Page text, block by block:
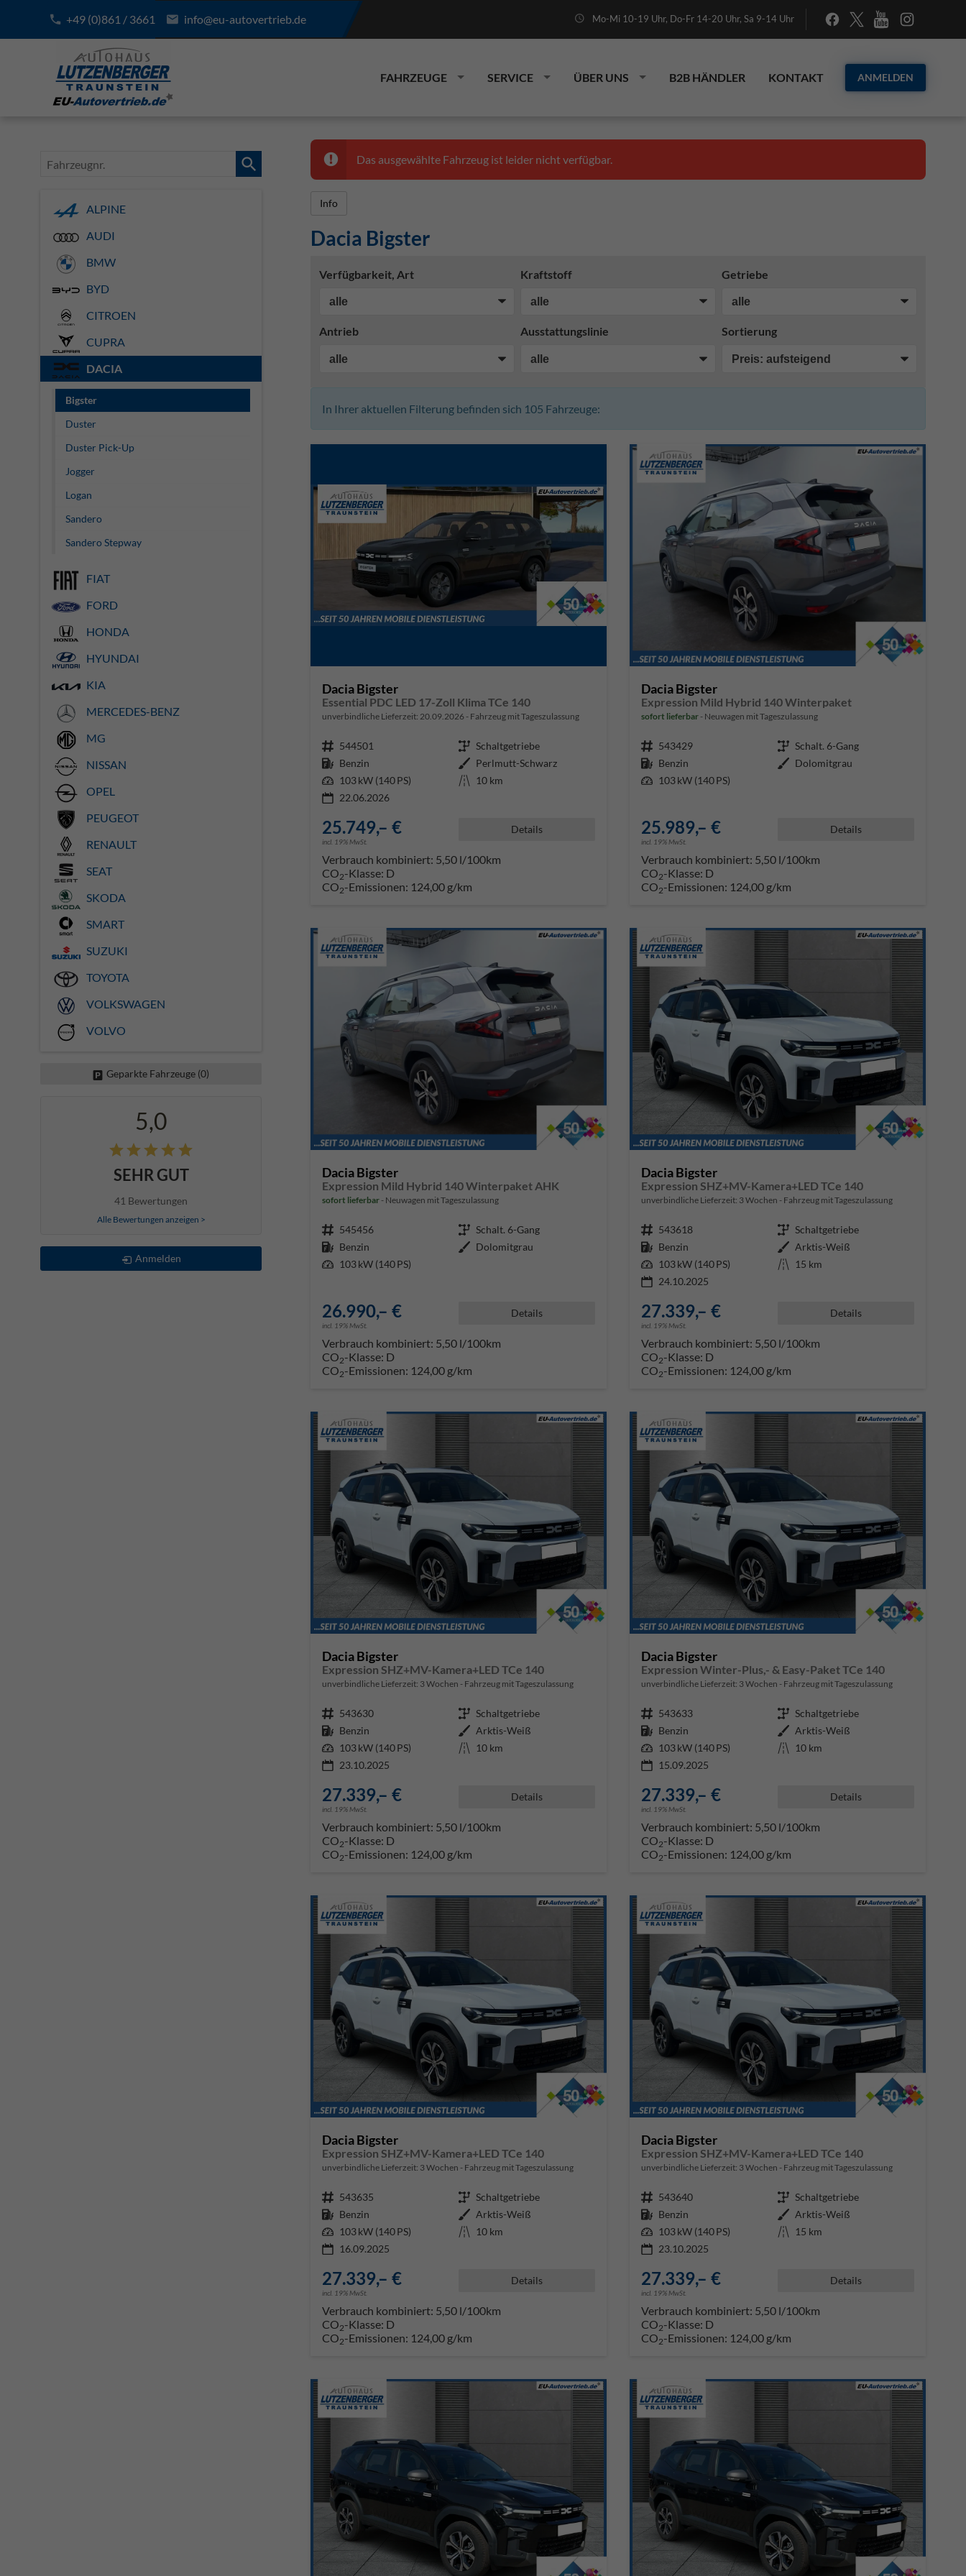
+49 (0)861 / 3661 info@eu-autovertrieb.de Mo-Mi 10-19 Uhr, Do-Fr 14-20 Uhr, Sa 9-14 Uhr
FAHRZEUGE SERVICE ÜBER UNS B2B HÄNDLER KONTAKT ANMELDEN
Das ausgewählte Fahrzeug ist leider nicht verfügbar.
Info
Dacia Bigster
Verfügbarkeit, Art Kraftstoff Getriebe
Antrieb Ausstattungslinie Sortierung
In Ihrer aktuellen Filterung befinden sich 105 Fahrzeuge:
Dacia Bigster
Essential PDC LED 17-Zoll Klima TCe 140
unverbindliche Lieferzeit: 20.09.2026 Fahrzeug mit Tageszulassung
Fahrzeugnr. 544501 Getriebe Schaltgetriebe
Kraftstoff Benzin Außenfarbe Perlmutt-Schwarz
Leistung 103 kW (140 PS) Kilometerstand 10 km
22.06.2026
25.749,– €
incl. 19% MwSt.
Details
Verbrauch kombiniert: 5,50 l/100km
CO2-Klasse: D
CO2-Emissionen: 124,00 g/km
Dacia Bigster
Expression Mild Hybrid 140 Winterpaket
sofort lieferbar Neuwagen mit Tageszulassung
Fahrzeugnr. 543429 Getriebe Schalt. 6-Gang
Kraftstoff Benzin Außenfarbe Dolomitgrau
Leistung 103 kW (140 PS)
25.989,– €
incl. 19% MwSt.
Details
Verbrauch kombiniert: 5,50 l/100km
CO2-Klasse: D
CO2-Emissionen: 124,00 g/km
Dacia Bigster
Expression Mild Hybrid 140 Winterpaket AHK
sofort lieferbar Neuwagen mit Tageszulassung
Fahrzeugnr. 545456 Getriebe Schalt. 6-Gang
Kraftstoff Benzin Außenfarbe Dolomitgrau
Leistung 103 kW (140 PS)
26.990,– €
incl. 19% MwSt.
Details
Verbrauch kombiniert: 5,50 l/100km
CO2-Klasse: D
CO2-Emissionen: 124,00 g/km
Dacia Bigster
Expression SHZ+MV-Kamera+LED TCe 140
unverbindliche Lieferzeit: 3 Wochen Fahrzeug mit Tageszulassung
Fahrzeugnr. 543618 Getriebe Schaltgetriebe
Kraftstoff Benzin Außenfarbe Arktis-Weiß
Leistung 103 kW (140 PS) Kilometerstand 15 km
24.10.2025
27.339,– €
incl. 19% MwSt.
Details
Verbrauch kombiniert: 5,50 l/100km
CO2-Klasse: D
CO2-Emissionen: 124,00 g/km
Dacia Bigster
Expression SHZ+MV-Kamera+LED TCe 140
unverbindliche Lieferzeit: 3 Wochen Fahrzeug mit Tageszulassung
Fahrzeugnr. 543630 Getriebe Schaltgetriebe
Kraftstoff Benzin Außenfarbe Arktis-Weiß
Leistung 103 kW (140 PS) Kilometerstand 10 km
23.10.2025
27.339,– €
incl. 19% MwSt.
Details
Verbrauch kombiniert: 5,50 l/100km
CO2-Klasse: D
CO2-Emissionen: 124,00 g/km
Dacia Bigster
Expression Winter-Plus,- & Easy-Paket TCe 140
unverbindliche Lieferzeit: 3 Wochen Fahrzeug mit Tageszulassung
Fahrzeugnr. 543633 Getriebe Schaltgetriebe
Kraftstoff Benzin Außenfarbe Arktis-Weiß
Leistung 103 kW (140 PS) Kilometerstand 10 km
15.09.2025
27.339,– €
incl. 19% MwSt.
Details
Verbrauch kombiniert: 5,50 l/100km
CO2-Klasse: D
CO2-Emissionen: 124,00 g/km
Dacia Bigster
Expression SHZ+MV-Kamera+LED TCe 140
unverbindliche Lieferzeit: 3 Wochen Fahrzeug mit Tageszulassung
Fahrzeugnr. 543635 Getriebe Schaltgetriebe
Kraftstoff Benzin Außenfarbe Arktis-Weiß
Leistung 103 kW (140 PS) Kilometerstand 10 km
16.09.2025
27.339,– €
incl. 19% MwSt.
Details
Verbrauch kombiniert: 5,50 l/100km
CO2-Klasse: D
CO2-Emissionen: 124,00 g/km
Dacia Bigster
Expression SHZ+MV-Kamera+LED TCe 140
unverbindliche Lieferzeit: 3 Wochen Fahrzeug mit Tageszulassung
Fahrzeugnr. 543640 Getriebe Schaltgetriebe
Kraftstoff Benzin Außenfarbe Arktis-Weiß
Leistung 103 kW (140 PS) Kilometerstand 15 km
23.10.2025
27.339,– €
incl. 19% MwSt.
Details
Verbrauch kombiniert: 5,50 l/100km
CO2-Klasse: D
CO2-Emissionen: 124,00 g/km
Fahrzeugnr.
ALPINE
AUDI
BMW
BYD
CITROEN
CUPRA
DACIA
Bigster
Duster
Duster Pick-Up
Jogger
Logan
Sandero
Sandero Stepway
FIAT
FORD
HONDA
HYUNDAI
KIA
MERCEDES-BENZ
MG
NISSAN
OPEL
PEUGEOT
RENAULT
SEAT
SKODA
SMART
SUZUKI
TOYOTA
VOLKSWAGEN
VOLVO
Geparkte Fahrzeuge (0)
5,0
SEHR GUT
41 Bewertungen
Alle Bewertungen anzeigen >
Anmelden